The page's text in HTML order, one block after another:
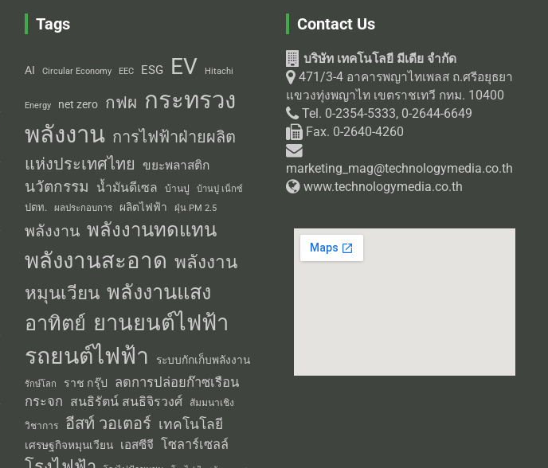
Tags
AI Circular Economy EEC ESG EV Hitachi
Energy net zero กฟผ กระทรวง
พลังงาน การไฟฟ้าฝ่ายผลิต
แห่งประเทศไทย
ขยะพลาสติก
นวัตกรรม น้ำมันดีเซล บ้านปู บ้านปู เน็กซ์
ปตท. ผลประกอบการ ผลิตไฟฟ้า ฝุ่น PM 2.5
พลังงาน พลังงานทดแทน
พลังงานสะอาด พลังงาน
หมุนเวียน พลังงานแสง
อาทิตย์ ยานยนต์ไฟฟ้า
รถยนต์ไฟฟ้า ระบบกักเก็บพลังงาน
รักษ์โลก ราช กรุ๊ป
ลดการปล่อยก๊าซเรือน
กระจก สนธิรัตน์ สนธิจิรวงศ์ สัมมนาเชิง
วิชาการ อีสท์ วอเตอร์ เทคโนโลยี
เศรษฐกิจหมุนเวียน เอสซีจี โซลาร์เซลล์
Contact Us
บริษัท เทคโนโลยี มีเดีย จำกัด
471/3-4 อาคารพญาไทเพลส ถ.ศรีอยุธยา
แขวงทุ่งพญาไท เขตราชเทวี กทม. 10400
Tel. 0-2354-5333, 0-2644-6649
Fax. 0-2640-4260
marketing_mag@technologymedia.co.th
www.technologymedia.co.th